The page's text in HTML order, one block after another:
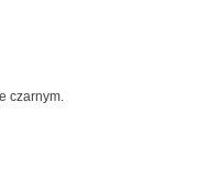
czarnym.